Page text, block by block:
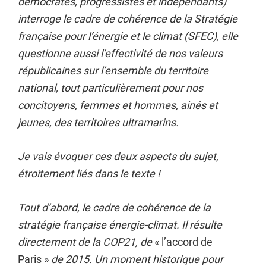
interroge le cadre de cohérence de la Stratégie
française pour l’énergie et le climat (SFEC), elle
questionne aussi l’effectivité de nos valeurs
républicaines sur l’ensemble du territoire
national, tout particulièrement pour nos
concitoyens, femmes et hommes, ainés et
jeunes, des territoires ultramarins.
Je vais évoquer ces deux aspects du sujet,
étroitement liés dans le texte !
Tout d’abord, le cadre de cohérence de la
stratégie française énergie-climat. Il résulte
directement de la COP21, de« l’accord de
Paris » de 2015. Un moment historique pour